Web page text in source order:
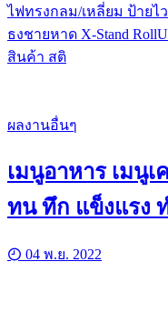
ไฟทรงกลม/เหลี่ยม ป้ายไ
ธงชายหาด X-Stand
สินค้า สติ
ผลงานอื่นๆ
เมนูอาหาร เมนู
ทน ทึก แข็งแรง
04 พ.ย. 2022